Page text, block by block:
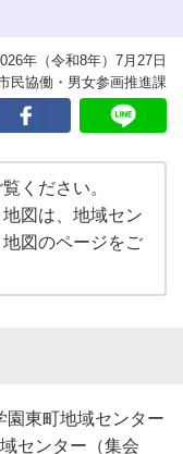
年（令和8年）7月27日
民協働・男女参画推進課
ください。
図は、地域セン
図のページをご
園東町地域センター
センター（集会